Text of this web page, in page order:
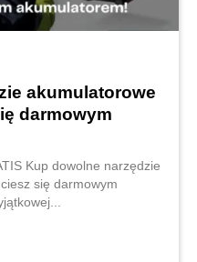
akumulatorowe
darmowym
Kup dowolne narzędzie
się darmowym